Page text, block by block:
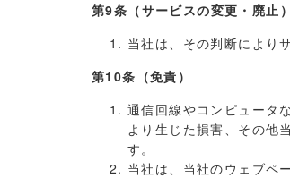
第9条（サービスの変更・廃止）
当社は、その判断により
第10条（免責）
通信回線やコンピュータ
より生じた損害、その他
す。
当社は、当社のウェブペ